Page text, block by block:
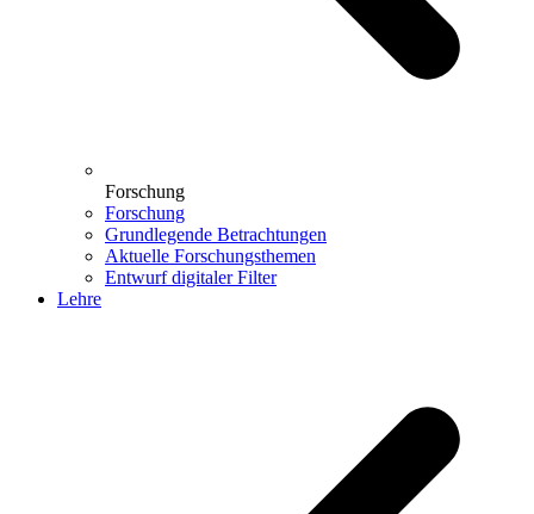
Forschung
Forschung
Grundlegende Betrachtungen
Aktuelle Forschungsthemen
Entwurf digitaler Filter
Lehre